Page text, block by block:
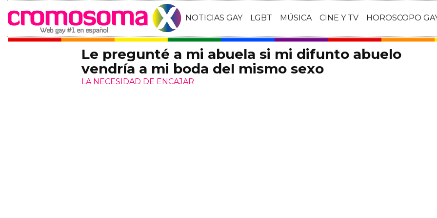
NOTICIAS GAY LGBT MÚSICA CINE Y TV HOROSCOPO
Le pregunté a mi abuela si mi difunto abuelo
vendría a mi boda del mismo sexo
LA NECESIDAD DE ENCAJAR